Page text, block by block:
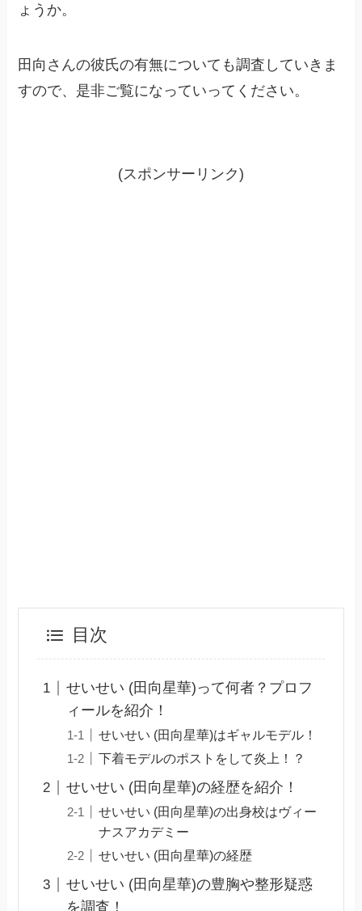
ょうか。
田向さんの彼氏の有無についても調査していきま
すので、是非ご覧になっていってください。
(スポンサーリンク)
目次
せいせい (田向星華)って何者？プロフ
ィールを紹介！
せいせい (田向星華)はギャルモデル！
下着モデルのポストをして炎上！？
せいせい (田向星華)の経歴を紹介！
せいせい (田向星華)の出身校はヴィー
ナスアカデミー
せいせい (田向星華)の経歴
せいせい (田向星華)の豊胸や整形疑惑
を調査！